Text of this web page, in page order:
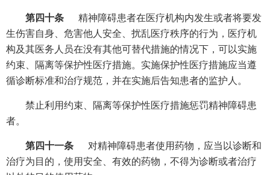
第四十条
精神障碍患者在医疗机构内发生或者将要发
生伤害自身、危害他人安全、扰乱医疗秩序的行为，医疗机
构及其医务人员在没有其他可替代措施的情况下，可以实施
约束、隔离等保护性医疗措施。实施保护性医疗措施应当遵
循诊断标准和治疗规范，并在实施后告知患者的监护人。
禁止利用约束、隔离等保护性医疗措施惩罚精神障碍患
者。
第四十一条
对精神障碍患者使用药物，应当以诊断和
治疗为目的，使用安全、有效的药物，不得为诊断或者治疗